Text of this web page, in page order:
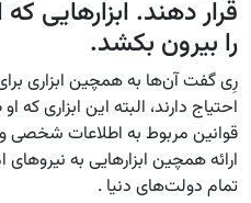
قرار دهند. ابزارهایی
را بیرون بکشد.
رِی گفت آن‌ها به همچین ابزاری
احتیاج دارند، البته این ابزاری
قوانین مربوط به اطلاعات شخصی
ارائه همچین ابزارهایی به
تمام دولت‌های دنیا .